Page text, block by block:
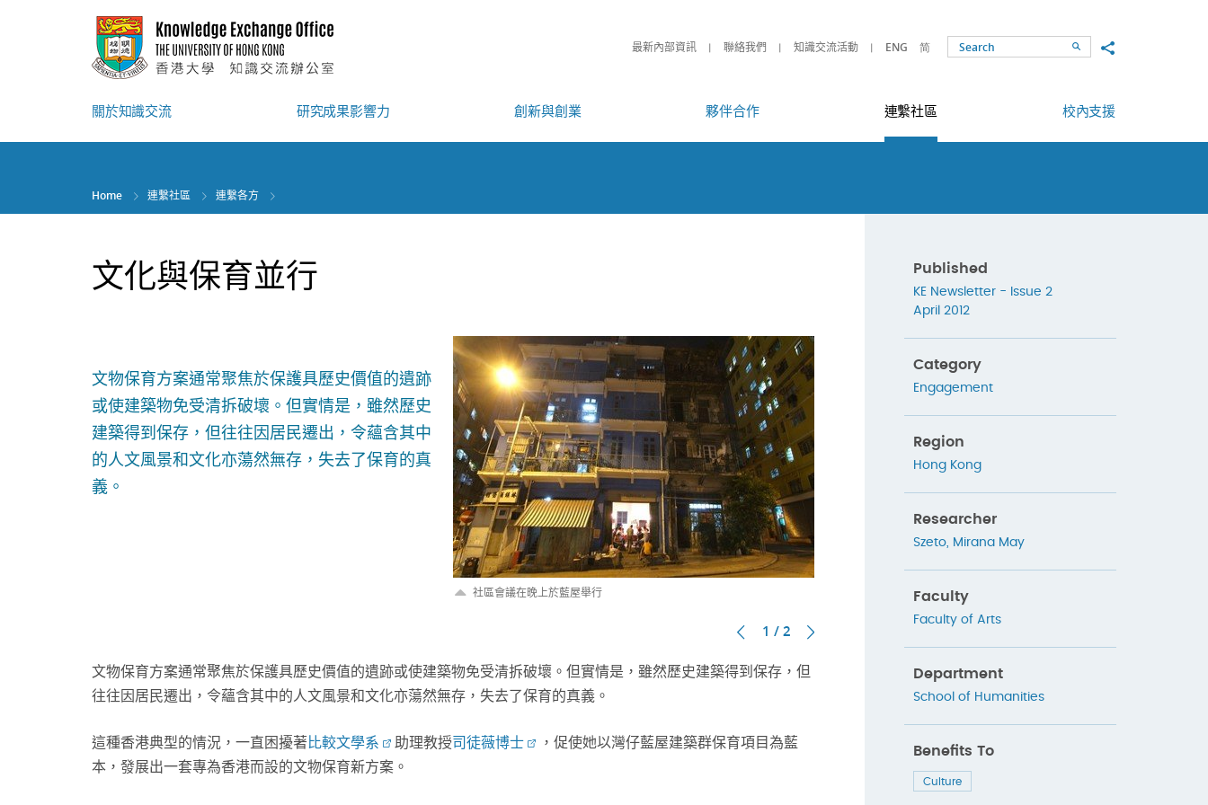
最新內部資訊 聯絡我們 知識交流活動 ENG 简 SearchShare to
關於知識交流 研究成果影響力 創新與創業 夥伴合作 連繫社區 校內支援
Home 連繫社區 連繫各方
文化與保育並行
文物保育方案通常聚焦於保護具歷史價值的遺跡
或使建築物免受清拆破壞。但實情是，雖然歷史
建築得到保存，但往往因居民遷出，令蘊含其中
的人文風景和文化亦蕩然無存，失去了保育的真
義。
社區會議在晚上於藍屋舉行
1 / 2
文物保育方案通常聚焦於保護具歷史價值的遺跡或使建築物免受清拆破壞。但實情是，雖然歷史建築得到保存，但
往往因居民遷出，令蘊含其中的人文風景和文化亦蕩然無存，失去了保育的真義。
這種香港典型的情況，一直困擾著 比較文學系 助理教授司徒薇博士
，促使她以灣仔藍屋建築群保育項目為藍
本，發展出一套專為香港而設的文物保育新方案。
Published
KE Newsletter - Issue 2
April 2012
Category
Engagement
Region
Hong Kong
Researcher
Szeto, Mirana May
Faculty
Faculty of Arts
Department
School of Humanities
Benefits To
Culture